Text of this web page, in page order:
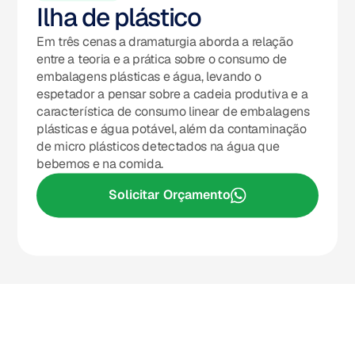
Ilha de plástico
Em três cenas a dramaturgia aborda a relação
entre a teoria e a prática sobre o consumo de
embalagens plásticas e água, levando o
espetador a pensar sobre a cadeia produtiva e a
característica de consumo linear de embalagens
plásticas e água potável, além da contaminação
de micro plásticos detectados na água que
bebemos e na comida.
Solicitar Orçamento